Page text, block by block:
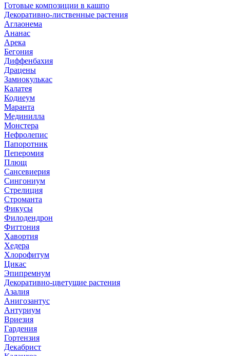
Готовые композиции в кашпо
Декоративно-лиственные растения
Аглаонема
Ананас
Арека
Бегония
Диффенбахия
Драцены
Замиокулькас
Калатея
Кодиеум
Маранта
Мединилла
Монстера
Нефролепис
Папоротник
Пеперомия
Плющ
Сансевиерия
Сингониум
Стрелиция
Строманта
Фикусы
Филодендрон
Фиттония
Хавортия
Хедера
Хлорофитум
Цикас
Эпипремнум
Декоративно-цветущие растения
Азалия
Анигозантус
Антуриум
Вриезия
Гардения
Гортензия
Декабрист